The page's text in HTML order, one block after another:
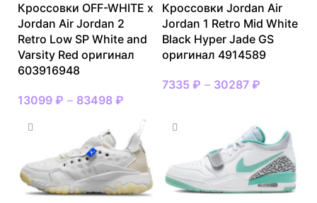
Кроссовки OFF-WHITE x
Jordan Air Jordan 2
Retro Low SP White and
Varsity Red оригинал
603916948
13099 ₽ – 83498 ₽
Кроссовки Jordan Air
Jordan 1 Retro Mid White
Black Hyper Jade GS
оригинал 4914589
7335 ₽ – 30287 ₽